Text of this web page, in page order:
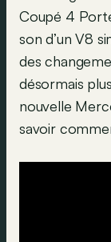
Coupé 4
son d’un V8
des
désormais
nouvelle
savoir